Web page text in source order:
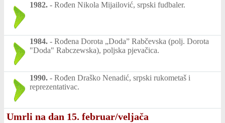
1982. - Rođen Nikola Mijailović, srpski fudbaler.
1984. - Rođena Dorota „Doda” Rabčevska (polj. Dorota
"Doda" Rabczewska), poljska pjevačica.
1990. - Rođen Draško Nenadić, srpski rukometaš i
reprezentativac.
Umrli na dan 15. februar/veljača